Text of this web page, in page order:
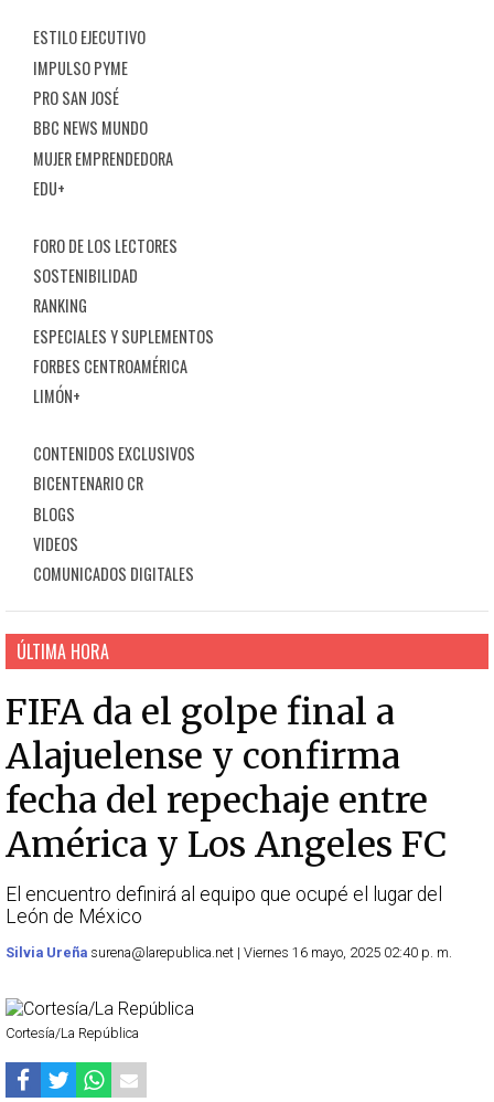
ESTILO EJECUTIVO
IMPULSO PYME
PRO SAN JOSÉ
BBC NEWS MUNDO
MUJER EMPRENDEDORA
EDU+
FORO DE LOS LECTORES
SOSTENIBILIDAD
RANKING
ESPECIALES Y SUPLEMENTOS
FORBES CENTROAMÉRICA
LIMÓN+
CONTENIDOS EXCLUSIVOS
BICENTENARIO CR
BLOGS
VIDEOS
COMUNICADOS DIGITALES
ÚLTIMA HORA
FIFA da el golpe final a
Alajuelense y confirma
fecha del repechaje entre
América y Los Angeles FC
El encuentro definirá al equipo que ocupé el lugar del
León de México
Silvia Ureña surena@larepublica.net | Viernes 16 mayo, 2025 02:40 p. m.
Cortesía/La República